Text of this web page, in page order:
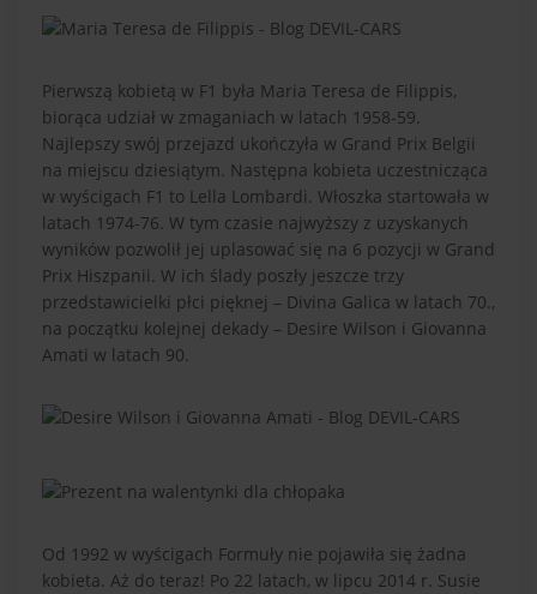
Pierwszą kobietą w F1 była Maria Teresa de Filippis,
biorąca udział w zmaganiach w latach 1958-59.
Najlepszy swój przejazd ukończyła w Grand Prix Belgii
na miejscu dziesiątym. Następna kobieta uczestnicząca
w wyścigach F1 to Lella Lombardi. Włoszka startowała w
latach 1974-76. W tym czasie najwyższy z uzyskanych
wyników pozwolił jej uplasować się na 6 pozycji w Grand
Prix Hiszpanii. W ich ślady poszły jeszcze trzy
przedstawicielki płci pięknej – Divina Galica w latach 70.,
na początku kolejnej dekady – Desire Wilson i Giovanna
Amati w latach 90.
Od 1992 w wyścigach Formuły nie pojawiła się żadna
kobieta. Aż do teraz! Po 22 latach, w lipcu 2014 r. Susie